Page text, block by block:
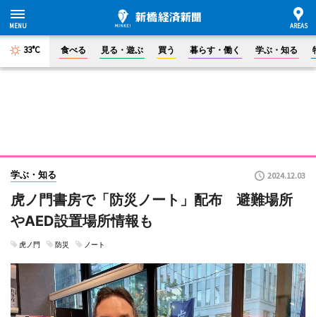
33°C 食べる 見る・遊ぶ 買う 暮らす・働く 学ぶ・知る
学ぶ・知る 2024.12.03
虎ノ門書房で「防災ノート」配布 避難場所
やAED設置場所情報も
虎ノ門 防災 ノート